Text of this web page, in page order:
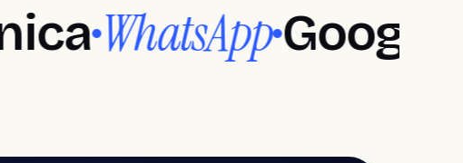
WhatsAppGoogle